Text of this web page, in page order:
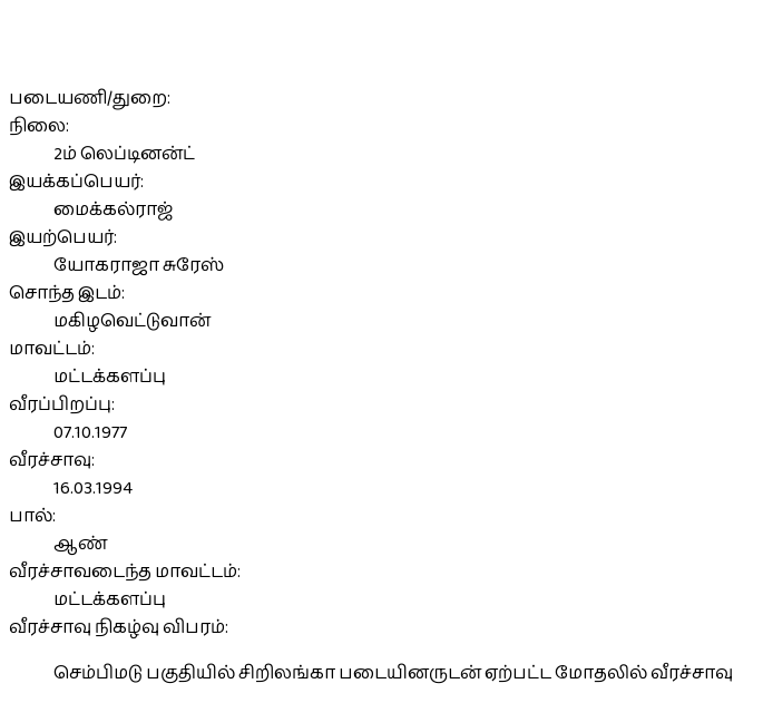
படையணி/துறை:
நிலை:
2ம் லெப்டினன்ட்
இயக்கப்பெயர்:
மைக்கல்ராஜ்
இயற்பெயர்:
யோகராஜா சுரேஸ்
சொந்த இடம்:
மகிழவெட்டுவான்
மாவட்டம்:
மட்டக்களப்பு
வீரப்பிறப்பு:
07.10.1977
வீரச்சாவு:
16.03.1994
பால்:
ஆண்
வீரச்சாவடைந்த மாவட்டம்:
மட்டக்களப்பு
வீரச்சாவு நிகழ்வு விபரம்:
செம்பிமடு பகுதியில் சிறிலங்கா படையினருடன் ஏற்பட்ட மோதலில் வீரச்சாவு